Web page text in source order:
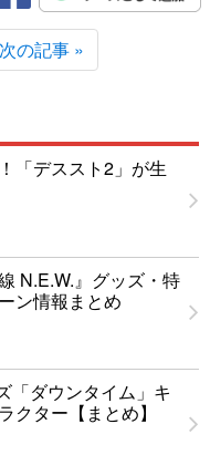
次の記事 »
「デススト2」が生
N.E.W.』グッズ・特
ン情報まとめ
「ダウンタイム」キ
クター【まとめ】